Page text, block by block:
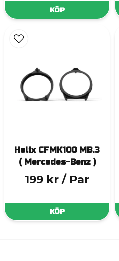
KÖP
Helix CFMK100 MB.3
( Mercedes-Benz )
199 kr / Par
KÖP